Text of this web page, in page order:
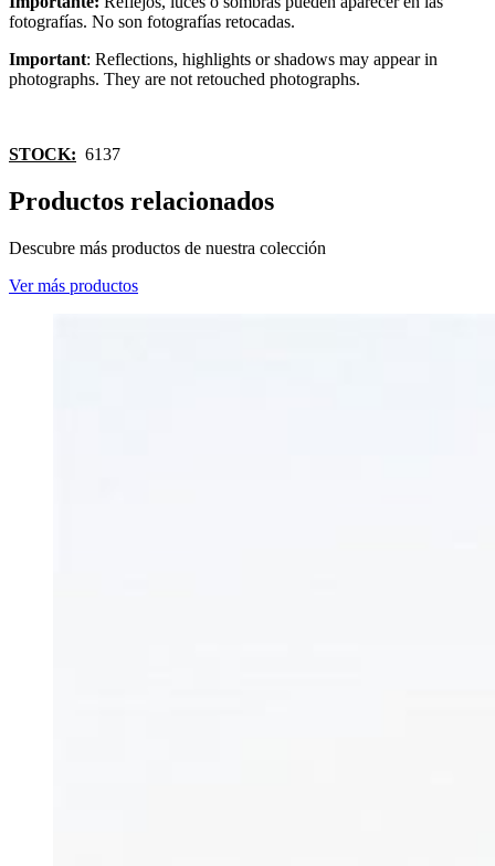
fotografías. No son fotografías retocadas.
Important: Reflections, highlights or shadows may appear in
photographs. They are not retouched photographs.
STOCK: 6137
Productos relacionados
Descubre más productos de nuestra colección
Ver más productos